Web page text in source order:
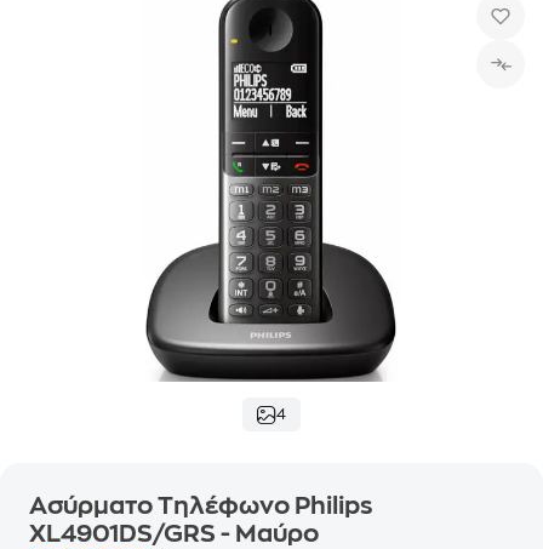
4
Ασύρματο Τηλέφωνο Philips
XL4901DS/GRS - Μαύρο